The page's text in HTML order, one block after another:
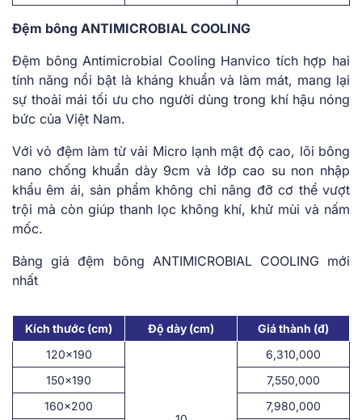
Đệm bông ANTIMICROBIAL COOLING
Đệm bông Antimicrobial Cooling Hanvico tích hợp hai
tính năng nổi bật là kháng khuẩn và làm mát, mang lại
sự thoải mái tối ưu cho người dùng trong khí hậu nóng
bức của Việt Nam.
Với vỏ đệm làm từ vải Micro lạnh mật độ cao, lõi bông
nano chống khuẩn dày 9cm và lớp cao su non nhập
khẩu êm ái, sản phẩm không chỉ nâng đỡ cơ thể vượt
trội mà còn giúp thanh lọc không khí, khử mùi và nấm
mốc.
Bảng giá đệm bông ANTIMICROBIAL COOLING mới
nhất
Kích thước (cm) Độ dày (cm)
Giá thành (đ)
120×190
6,310,000
150×190
7,550,000
160×200
7,980,000